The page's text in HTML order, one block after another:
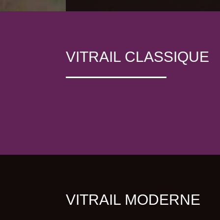
VITRAIL CLASSIQUE
VITRAIL MODERNE